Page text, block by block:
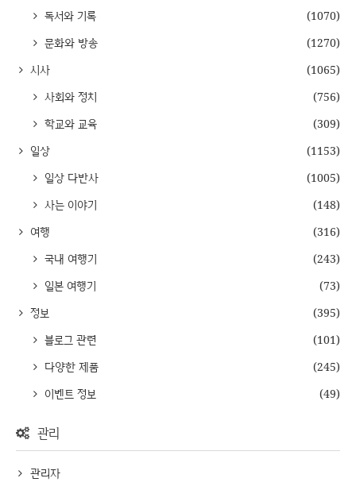
독서와 기록
(1070)
문화와 방송
(1270)
시사
(1065)
사회와 정치
(756)
학교와 교육
(309)
일상
(1153)
일상 다반사
(1005)
사는 이야기
(148)
여행
(316)
국내 여행기
(243)
일본 여행기
(73)
정보
(395)
블로그 관련
(101)
다양한 제품
(245)
이벤트 정보
(49)
관리
관리자